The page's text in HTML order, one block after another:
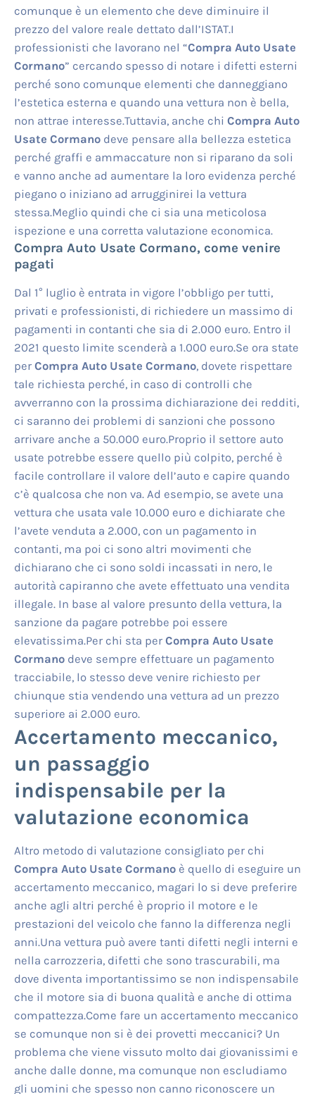
comunque è un elemento che deve diminuire il
prezzo del valore reale dettato dall’ISTAT.I
professionisti che lavorano nel “Compra Auto Usate
Cormano” cercando spesso di notare i difetti esterni
perché sono comunque elementi che danneggiano
l’estetica esterna e quando una vettura non è bella,
non attrae interesse.Tuttavia, anche chi Compra Auto
Usate Cormanodeve pensare alla bellezza estetica
perché graffi e ammaccature non si riparano da soli
e vanno anche ad aumentare la loro evidenza perché
piegano o iniziano ad arrugginirei la vettura
stessa.Meglio quindi che ci sia una meticolosa
ispezione e una corretta valutazione economica.
Compra Auto Usate Cormano, come venire
pagati
Dal 1° luglio è entrata in vigore l’obbligo per tutti,
privati e professionisti, di richiedere un massimo di
pagamenti in contanti che sia di 2.000 euro. Entro il
2021 questo limite scenderà a 1.000 euro.Se ora state
per Compra Auto Usate Cormano, dovete rispettare
tale richiesta perché, in caso di controlli che
avverranno con la prossima dichiarazione dei redditi,
ci saranno dei problemi di sanzioni che possono
arrivare anche a 50.000 euro.Proprio il settore auto
usate potrebbe essere quello più colpito, perché è
facile controllare il valore dell’auto e capire quando
c’è qualcosa che non va. Ad esempio, se avete una
vettura che usata vale 10.000 euro e dichiarate che
l’avete venduta a 2.000, con un pagamento in
contanti, ma poi ci sono altri movimenti che
dichiarano che ci sono soldi incassati in nero, le
autorità capiranno che avete effettuato una vendita
illegale. In base al valore presunto della vettura, la
sanzione da pagare potrebbe poi essere
elevatissima.Per chi sta per Compra Auto Usate
Cormanodeve sempre effettuare un pagamento
tracciabile, lo stesso deve venire richiesto per
chiunque stia vendendo una vettura ad un prezzo
superiore ai 2.000 euro.
Accertamento meccanico,
un passaggio
indispensabile per la
valutazione economica
Altro metodo di valutazione consigliato per chi
Compra Auto Usate Cormanoè quello di eseguire un
accertamento meccanico, magari lo si deve preferire
anche agli altri perché è proprio il motore e le
prestazioni del veicolo che fanno la differenza negli
anni.Una vettura può avere tanti difetti negli interni e
nella carrozzeria, difetti che sono trascurabili, ma
dove diventa importantissimo se non indispensabile
che il motore sia di buona qualità e anche di ottima
compattezza.Come fare un accertamento meccanico
se comunque non si è dei provetti meccanici? Un
problema che viene vissuto molto dai giovanissimi e
anche dalle donne, ma comunque non escludiamo
gli uomini che spesso non canno riconoscere un